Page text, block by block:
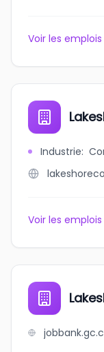
Voir les
Industrie:
Voir les